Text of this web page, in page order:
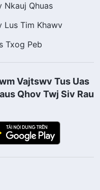
Nkauj Qhuas
Lus Tim Khawv
Txog Peb
Vajtswv Tus Uas
Qhov Twj Siv Rau